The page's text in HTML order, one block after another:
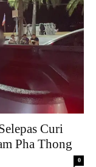
Curi
Pha Thong
0